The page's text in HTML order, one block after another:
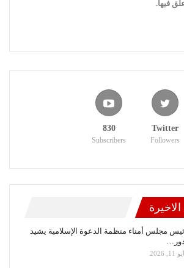
فيها.
Twitter
Followers
830
Subscribers
مجلس أمناء منظمة الدعوة الإسلامية يشيد
2026